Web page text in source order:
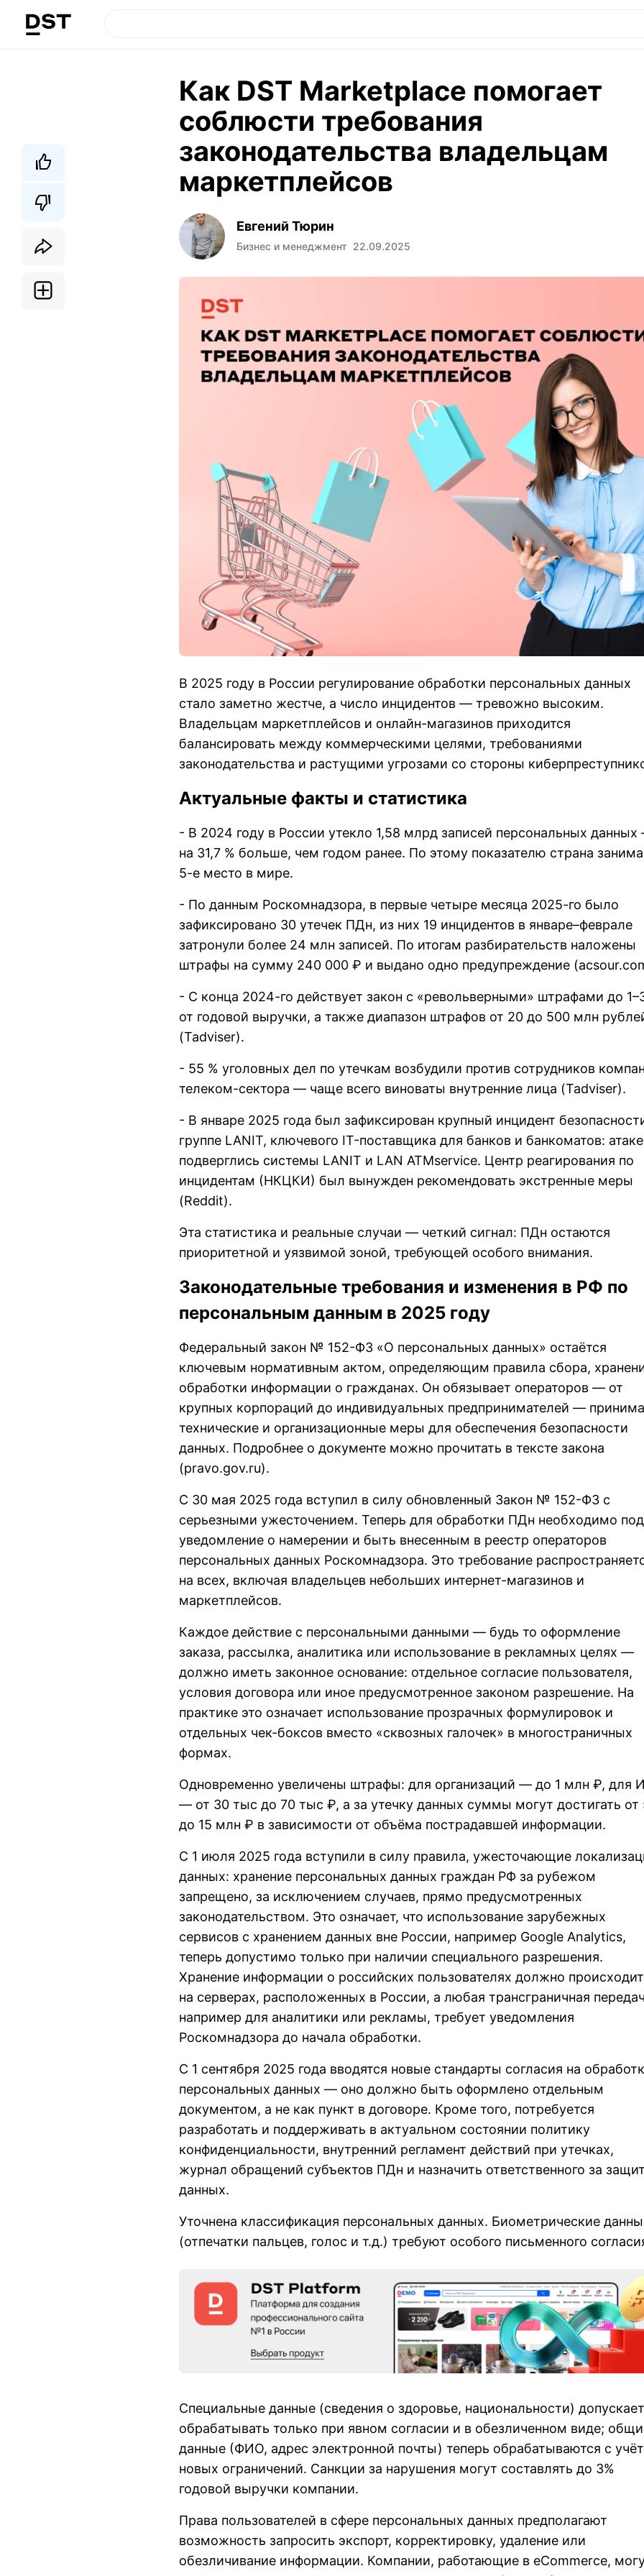
Как DST Marketplace помогает
соблюсти требования
законодательства владельцам
маркетплейсов
Евгений Тюрин
Бизнес и менеджмент 22.09.2025
В 2025 году в России регулирование обработки персональных данных
стало заметно жестче, а число инцидентов — тревожно высоким.
Владельцам маркетплейсов и онлайн-магазинов приходится
балансировать между коммерческими целями, требованиями
законодательства и растущими угрозами со стороны
Актуальные факты и статистика
- В 2024 году в России утекло 1,58 млрд записей персональных
на 31,7 % больше, чем годом ранее. По этому показателю страна
5-е место в мире.
- По данным Роскомнадзора, в первые четыре месяца 2025-го было
зафиксировано 30 утечек ПДн, из них 19 инцидентов в январе–феврале
затронули более 24 млн записей. По итогам разбирательств наложены
штрафы на сумму 240 000 ₽ и выдано одно предупреждение
- С конца 2024-го действует закон с «револьверными» штрафами до
от годовой выручки, а также диапазон штрафов от 20 до 500 млн
(Tadviser).
- 55 % уголовных дел по утечкам возбудили против сотрудников
телеком-сектора — чаще всего виноваты внутренние лица (Tadviser).
- В январе 2025 года был зафиксирован крупный инцидент
группе LANIT, ключевого IT-поставщика для банков и банкоматов: атаке
подверглись системы LANIT и LAN ATMservice. Центр реагирования по
инцидентам (НКЦКИ) был вынужден рекомендовать экстренные меры
(Reddit).
Эта статистика и реальные случаи — четкий сигнал: ПДн остаются
приоритетной и уязвимой зоной, требующей особого внимания.
Законодательные требования и изменения в РФ по
персональным данным в 2025 году
Федеральный закон № 152-ФЗ «О персональных данных» остаётся
ключевым нормативным актом, определяющим правила сбора,
обработки информации о гражданах. Он обязывает операторов — от
крупных корпораций до индивидуальных предпринимателей —
технические и организационные меры для обеспечения безопасности
данных. Подробнее о документе можно прочитать в тексте закона
(pravo.gov.ru).
С 30 мая 2025 года вступил в силу обновленный Закон № 152-ФЗ с
серьезными ужесточением. Теперь для обработки ПДн необходимо
уведомление о намерении и быть внесенным в реестр операторов
персональных данных Роскомнадзора. Это требование
на всех, включая владельцев небольших интернет-магазинов и
маркетплейсов.
Каждое действие с персональными данными — будь то оформление
заказа, рассылка, аналитика или использование в рекламных целях —
должно иметь законное основание: отдельное согласие пользователя,
условия договора или иное предусмотренное законом разрешение. На
практике это означает использование прозрачных формулировок и
отдельных чек-боксов вместо «сквозных галочек» в многостраничных
формах.
Одновременно увеличены штрафы: для организаций — до 1 млн ₽, для
— от 30 тыс до 70 тыс ₽, а за утечку данных суммы могут достигать от
до 15 млн ₽ в зависимости от объёма пострадавшей информации.
С 1 июля 2025 года вступили в силу правила, ужесточающие
данных: хранение персональных данных граждан РФ за рубежом
запрещено, за исключением случаев, прямо предусмотренных
законодательством. Это означает, что использование зарубежных
сервисов с хранением данных вне России, например Google Analytics,
теперь допустимо только при наличии специального разрешения.
Хранение информации о российских пользователях должно
на серверах, расположенных в России, а любая трансграничная
например для аналитики или рекламы, требует уведомления
Роскомнадзора до начала обработки.
С 1 сентября 2025 года вводятся новые стандарты согласия на
персональных данных — оно должно быть оформлено отдельным
документом, а не как пункт в договоре. Кроме того, потребуется
разработать и поддерживать в актуальном состоянии политику
конфиденциальности, внутренний регламент действий при утечках,
журнал обращений субъектов ПДн и назначить ответственного за
данных.
Уточнена классификация персональных данных. Биометрические
(отпечатки пальцев, голос и т.д.) требуют особого письменного
Специальные данные (сведения о здоровье, национальности)
обрабатывать только при явном согласии и в обезличенном виде;
данные (ФИО, адрес электронной почты) теперь обрабатываются с
новых ограничений. Санкции за нарушения могут составлять до 3%
годовой выручки компании.
Права пользователей в сфере персональных данных предполагают
возможность запросить экспорт, корректировку, удаление или
обезличивание информации. Компании, работающие в eСommerce,